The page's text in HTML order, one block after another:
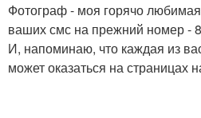
Фотограф - моя горячо
ваших смс на прежний номер -
И, напоминаю, что каждая из
может оказаться на страницах